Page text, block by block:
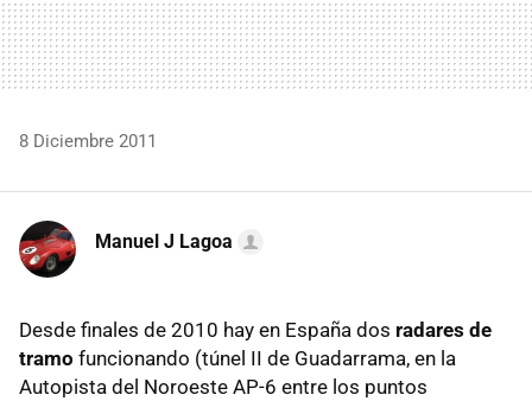
8 Diciembre 2011
Manuel J Lagoa
Desde finales de 2010 hay en España dos radares de
tramo funcionando (túnel II de Guadarrama, en la
Autopista del Noroeste AP-6 entre los puntos